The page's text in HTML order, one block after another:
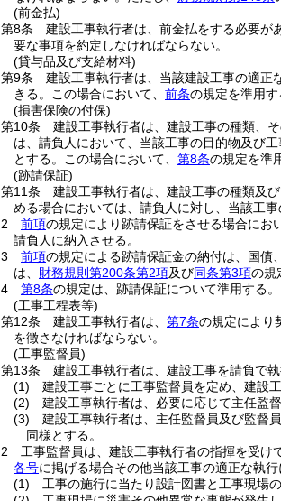
(前金払)
第8条
建設工事執行者は、前金払をする必要が
要な事項を約定しなければならない。
(貸与品及び支給材料)
第9条
建設工事執行者は、当該建設工事の適正
きる。
この場合において、 前条の規定を準用す
(損害保険の付保)
第10条
建設工事執行者は、建設工事の種類、
は、請負人において、当該工事の目的物及び
とする。
この場合において、 第8条の規定を準
(跡請保証)
第11条
建設工事執行者は、建設工事の種類及
める場合においては、請負人に対し、当該工
2
前項の規定により跡請保証をさせる場合にお
請負人に納入させる。
3
前項の規定による跡請保証金の納付は、国債
は、 財務規則第200条第2項及び同条第3項の規
4
第8条の規定は、跡請保証について準用する。
(工事工程表等)
第12条
建設工事執行者は、 第7条の規定により
を徴さなければならない。
(工事監督員)
第13条
建設工事執行者は、建設工事を請負で
(1)
建設工事ごとに工事監督員を定め、建設
(2)
建設工事執行者は、必要に応じて主任監
(3)
建設工事執行者は、主任監督員及び監督
同様とする。
2
工事監督員は、建設工事執行者の指揮を受け
各号に掲げる場合その他当該工事の適正な執
(1)
工事の施行に当たり設計図書と工事現場